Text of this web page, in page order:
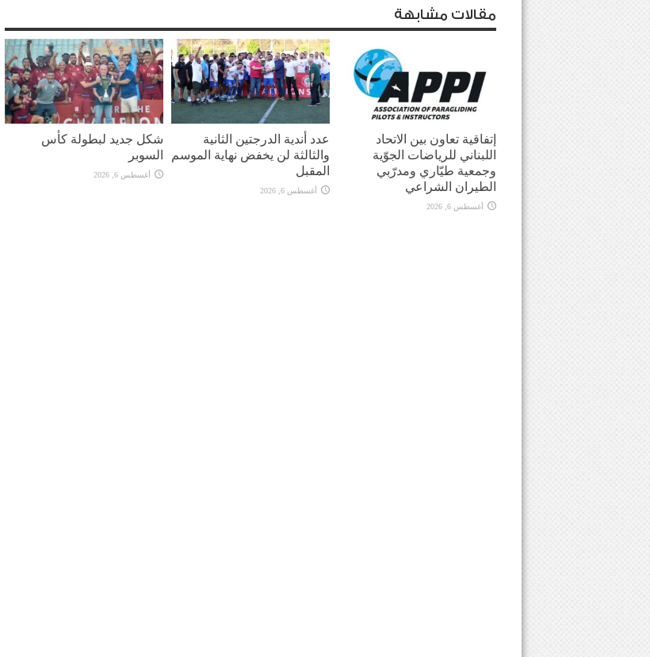
مقالات مشابهة
إتفاقية تعاون بين الاتحاد
اللبناني للرياضات الجوّية
وجمعية طيّاري ومدرّبي
الطيران الشراعي
أغسطس 6, 2026
عدد أندية الدرجتين الثانية
والثالثة لن يخفض نهاية الموسم
المقبل
أغسطس 6, 2026
شكل جديد لبطولة كأس
السوبر
أغسطس 6, 2026